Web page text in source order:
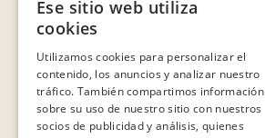
Enlaces:
Contacto
Sobre nosotros
Casos de éxito
Testimonios
Ese sitio web utiliza
cookies
Utilizamos cookies para personalizar el
contenido, los anuncios y analizar nuestro
tráfico. También compartimos información
sobre su uso de nuestro sitio con nuestros
socios de publicidad y análisis, quienes